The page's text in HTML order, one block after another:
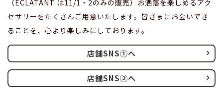
（ÉCLATANT は11/1・2のみの販売）お洒落を楽しめるアク
セサリーをたくさんご用意いたします。皆さまにお会いでき
ることを、心より楽しみにしております。
店舗SNS①へ
店舗SNS②へ